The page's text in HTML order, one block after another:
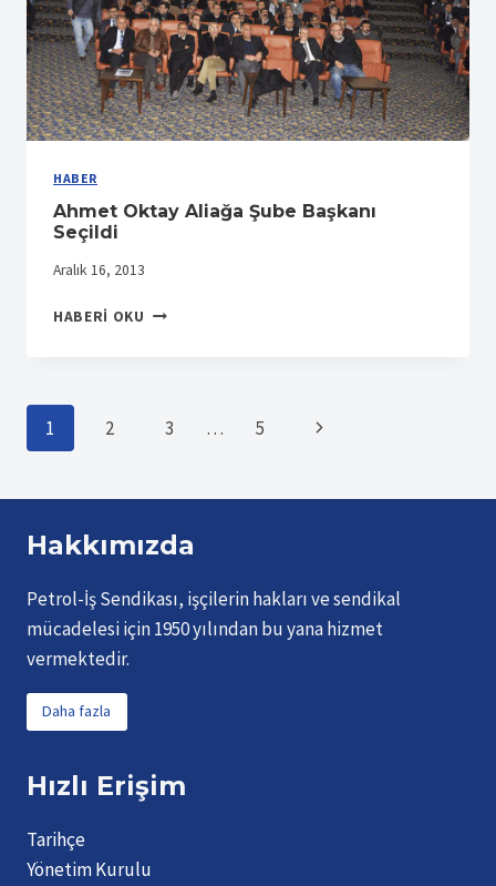
YALNIZ
DEĞİLDİR!
HABER
Ahmet Oktay Aliağa Şube Başkanı
Seçildi
Aralık 16, 2013
HABERI OKU AHMET
SEÇILDI
Page
1 2 3 … 5
Sonraki
Hakkımızda
Petrol-İş Sendikası, işçilerin hakları ve sendikal
mücadelesi için 1950 yılından bu yana hizmet
vermektedir.
Daha fazla
Hızlı Erişim
Tarihçe
Yönetim Kurulu